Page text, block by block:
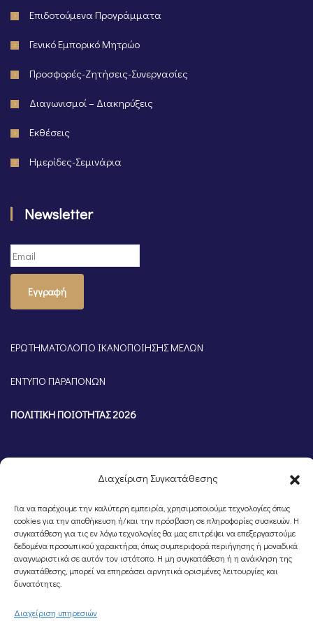
Διαχείριση Συγκατάθεσης
Για να παρέχουμε την καλύτερη εμπειρία, χρησιμοποιούμε τεχνολογίες όπως
cookies για την αποθήκευση ή/και την πρόσβαση σε πληροφορίες συσκευών. Η
συγκατάθεση για τις εν λόγω τεχνολογίες θα μας επιτρέψει να επεξεργαστούμε
δεδομένα προσωπικού χαρακτήρα, όπως συμπεριφορά περιήγησης ή μοναδικά
αναγνωριστικά σε αυτόν τον ιστότοπο. Η μη συγκατάθεση ή η ανάκληση της
συγκατάθεσης, μπορεί να επηρεάσει αρνητικά ορισμένες λειτουργίες και
δυνατότητες.
Διαχείριση υπηρεσιών
Επιδοτούμενα Προγράμματα
Γενικό Εμπορικό Μητρώο
Προσφορές-Ζητήσεις-Συνεργασίες
Διαγωνισμοί – Διακηρύξεις
Εκθέσεις
Ημερίδες-Σεμινάρια
Newsletter
Εγγραφή
ΕΡΩΤΗΜΑΤΟΛΟΓΙΟ ΙΚΑΝΟΠΟΙΗΣΗΣ ΜΕΛΩΝ
ΕΝΤΥΠΟ ΠΑΡΑΠΟΝΩΝ
ΠΟΛΙΤΙΚΗ ΠΟΙΟΤΗΤΑΣ 2026
©Portal Επιμελητηρίου Ημαθίας, Powered byKnowledge A.E.